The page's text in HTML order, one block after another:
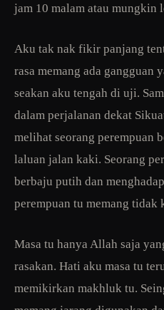
jam 10 malam atau mungkin
Aku tak nak fikir panjang
rasa memang ada gangguan
seakan aku tengah di uji.
dalam perjalanan dekat
melihat seorang perempuan
laluan jalan kaki. Seorang
berbaju putih dan
perempuan tu memang tidak
Masa tu hanya Allah saja
rasakan. Hati aku masa tu
memikirkan makhluk tu.